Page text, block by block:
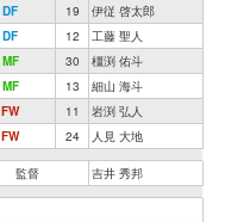
DF 19
伊従 啓太郎
DF 12
工藤 聖人
MF 30
橿渕 佑斗
MF 13
細山 海斗
FW 11
岩渕 弘人
FW 24 人見 大地
監督 吉井 秀邦